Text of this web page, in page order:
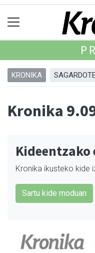
KRONIKA
Kronika
Kideentzako
Kronika ikusteko kide
Sartu kide moduan